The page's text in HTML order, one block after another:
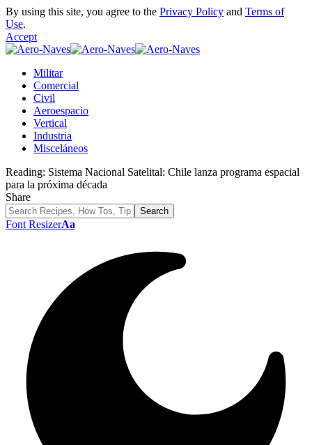
By using this site, you agree to the Privacy Policy and Terms of
Use.
Accept
Militar
Comercial
Civil
Aeroespacio
Vertical
Industria
Misceláneos
Reading: Sistema Nacional Satelital: Chile lanza programa espacial
para la próxima década
Share
Font ResizerAa